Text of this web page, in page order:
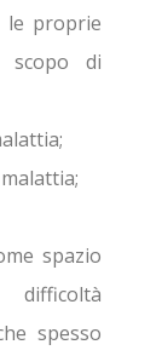
le proprie
scopo di
spazio
difficoltà
spesso